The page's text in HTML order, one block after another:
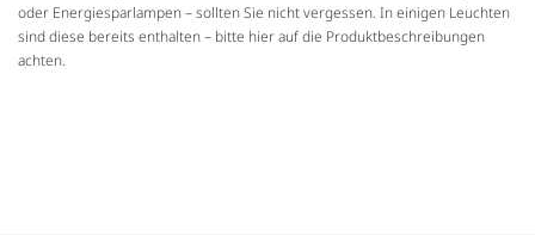
oder Energiesparlampen – sollten Sie nicht vergessen. In einigen Leuchten
sind diese bereits enthalten – bitte hier auf die Produktbeschreibungen
achten.